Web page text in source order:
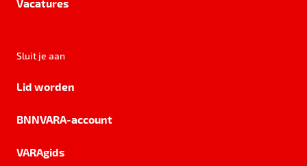
Vacatures
Sluit je aan
Lid worden
BNNVARA-account
VARAgids